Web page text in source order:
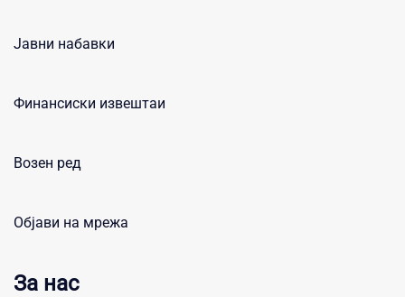
Јавни набавки
Финансиски извештаи
Возен ред
Објави на мрежа
За нас